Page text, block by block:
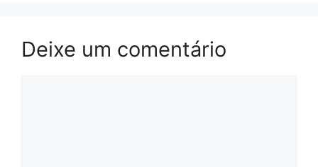
Deixe um comentário